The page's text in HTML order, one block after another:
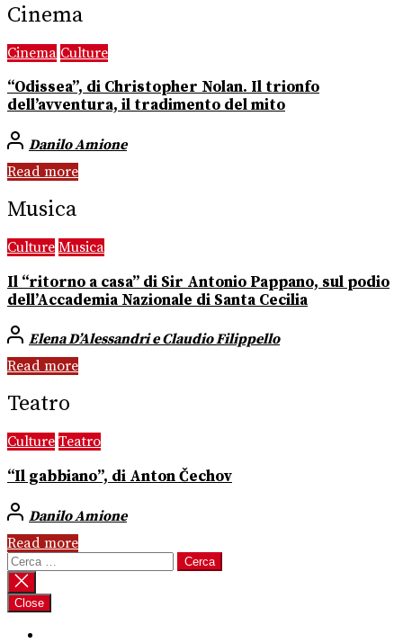
Cinema
Cinema Culture
“Odissea”, di Christopher Nolan. Il trionfo
dell’avventura, il tradimento del mito
Danilo Amione
Read more
Musica
Culture Musica
Il “ritorno a casa” di Sir Antonio Pappano, sul podio
dell’Accademia Nazionale di Santa Cecilia
Elena D’Alessandri e Claudio Filippello
Read more
Teatro
Culture Teatro
“Il gabbiano”, di Anton Čechov
Danilo Amione
Read more
Ricerca
per:
Close